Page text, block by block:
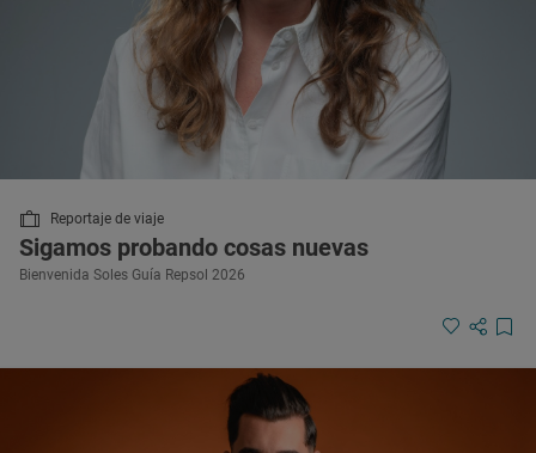
Reportaje de viaje
Sigamos probando cosas nuevas
Bienvenida Soles Guía Repsol 2026